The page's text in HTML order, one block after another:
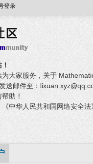
登录
为大家服务，关于
送邮件至：
助！
《中华人民共和国网络安全